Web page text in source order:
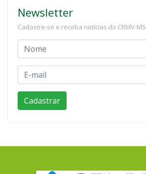
Newsletter
Cadastre-se e receba notícias do CRMV-MS